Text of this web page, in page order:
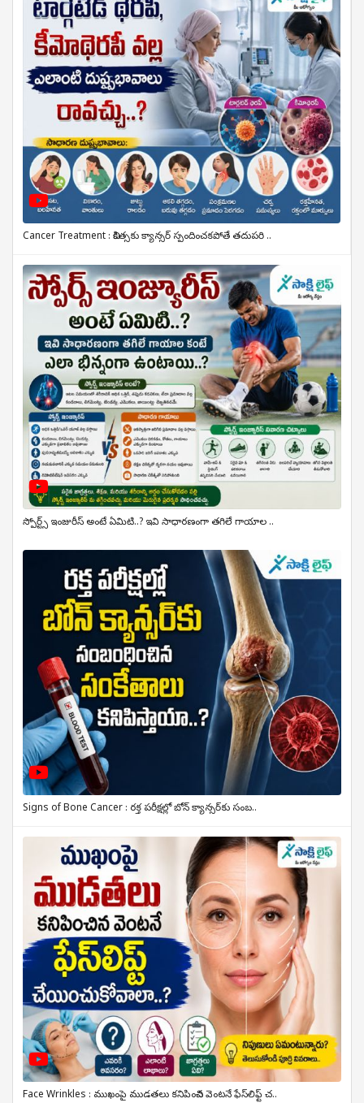
Cancer Treatment : చికిత్సకు క్యాన్సర్ స్పందించకపోతే తదుపరి ..
స్పోర్ట్స్ ఇంజురీస్ అంటే ఏమిటి..? ఇవి సాధారణంగా తగిలే గాయాల ..
Signs of Bone Cancer : రక్త పరీక్షల్లో బోన్ క్యాన్సర్‌కు సంబ..
Face Wrinkles : ముఖంపై ముడతలు కనిపించిన వెంటనే ఫేస్‌లిఫ్ట్ చ..